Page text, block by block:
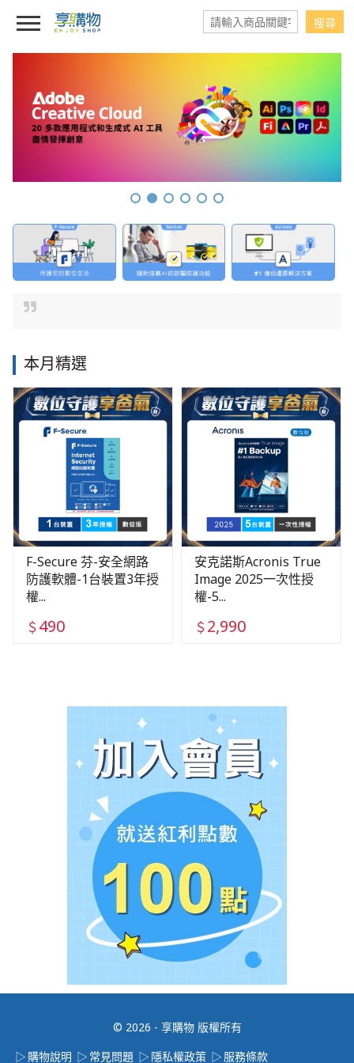
本月精選
F-Secure 芬-安全網路
防護軟體-1台裝置3年授
權...
＄490
安克諾斯Acronis True
Image 2025一次性授
權-5...
＄2,990
© 2026 - 享購物 版權所有
購物說明
常見問題 隱私權政策 服務條款